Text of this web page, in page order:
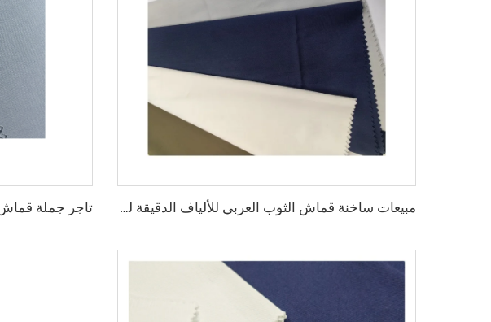
مبيعات ساخنة قماش الثوب العربي للألياف الدقيقة للرجال قماش بوليستر مجوف قماش toyobo قميص ثوب عربي